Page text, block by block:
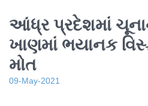
આંધ્ર પ્રદેશમાં
ખાણમાં ભયાનક
મોત
09-May-2021